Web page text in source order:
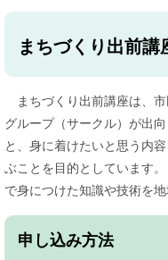
まちづくり出前講
まちづくり出前講座は、
グループ（サークル）が出
と、身に着けたいと思う内
ぶことを目的としています
で身につけた知識や技術を
申し込み方法